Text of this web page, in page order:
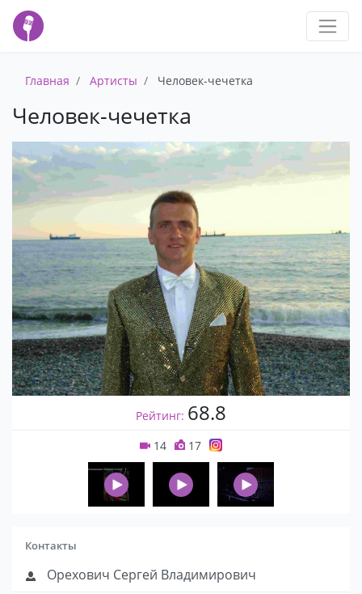
Главная Артисты Человек-чечетка
Человек-чечетка
Рейтинг: 68.8
14 17
Контакты
Орехович Сергей Владимирович